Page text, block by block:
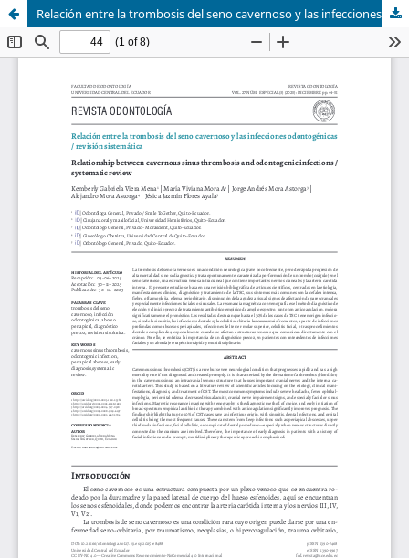
Relación entre la trombosis del seno cavernoso y las infecciones odontogénicas. Revisión sistemática